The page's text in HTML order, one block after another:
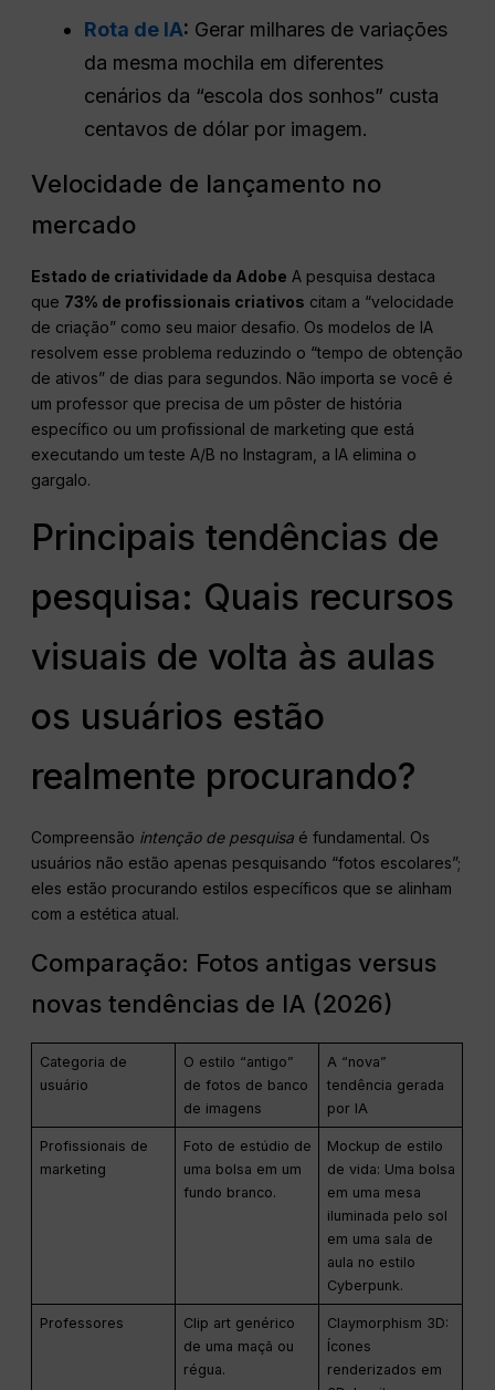
Rota de IA: Gerar milhares de variações
da mesma mochila em diferentes
cenários da “escola dos sonhos” custa
centavos de dólar por imagem.
Velocidade de lançamento no
mercado
Estado de criatividade da Adobe A pesquisa destaca
que 73% de profissionais criativos citam a “velocidade
de criação” como seu maior desafio. Os modelos de IA
resolvem esse problema reduzindo o “tempo de obtenção
de ativos” de dias para segundos. Não importa se você é
um professor que precisa de um pôster de história
específico ou um profissional de marketing que está
executando um teste A/B no Instagram, a IA elimina o
gargalo.
Principais tendências de
pesquisa: Quais recursos
visuais de volta às aulas
os usuários estão
realmente procurando?
Compreensão intenção de pesquisa é fundamental. Os
usuários não estão apenas pesquisando “fotos escolares”;
eles estão procurando estilos específicos que se alinham
com a estética atual.
Comparação: Fotos antigas versus
novas tendências de IA (2026)
Categoria de
usuário
O estilo “antigo”
de fotos de banco
de imagens
A “nova”
tendência gerada
por IA
Profissionais de
marketing
Foto de estúdio de
uma bolsa em um
fundo branco.
Mockup de estilo
de vida: Uma bolsa
em uma mesa
iluminada pelo sol
em uma sala de
aula no estilo
Cyberpunk.
Professores
Clip art genérico
de uma maçã ou
régua.
Claymorphism 3D:
Ícones
renderizados em